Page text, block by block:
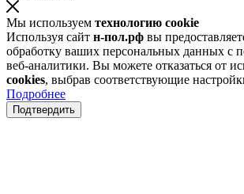
Мы используем технологию cookie
Используя сайт н-пол.рф вы
обработку ваших персональных данных с
веб-аналитики. Вы можете отказаться от
cookies, выбрав соответствующие
Подробнее
Подтвердить